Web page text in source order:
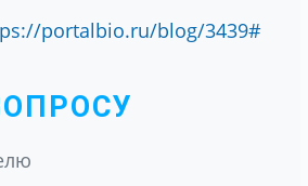
portalbio.ru/blog/3439#